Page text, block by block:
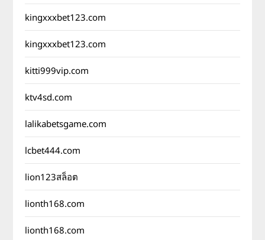
kingxxxbet123.com
kingxxxbet123.com
kitti999vip.com
ktv4sd.com
lalikabetsgame.com
lcbet444.com
lion123สล็อต
lionth168.com
lionth168.com